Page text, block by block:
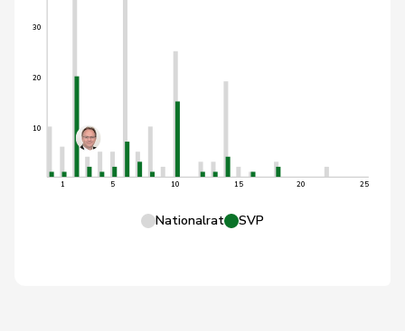
10
20
30
1 5 10 15 20 25
Nationalrat SVP